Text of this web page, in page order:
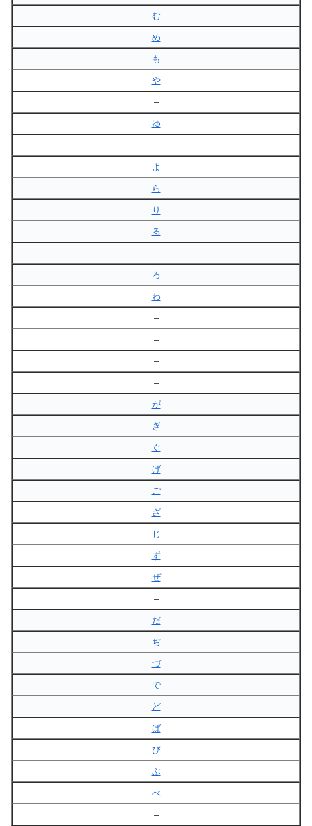
む
め
も
や
–
ゆ
–
よ
ら
り
る
–
ろ
わ
–
–
–
–
が
ぎ
ぐ
げ
ご
ざ
じ
ず
ぜ
–
だ
ぢ
づ
で
ど
ば
び
ぶ
べ
–